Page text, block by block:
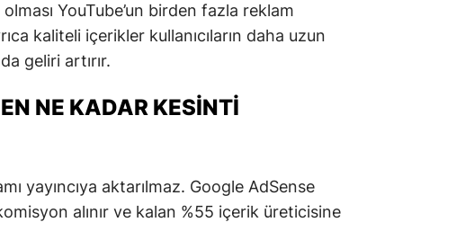
YouTube’un birden fazla reklam
kaliteli içerikler kullanıcıların daha uzun
geliri artırır.
NE KADAR KESINTI
yayıncıya aktarılmaz. Google AdSense
alınır ve kalan %55 içerik üreticisine